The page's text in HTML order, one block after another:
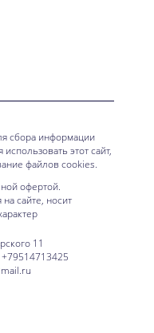
сбора информации
этот сайт,
файлов cookies.
офертой.
сайте, носит
11